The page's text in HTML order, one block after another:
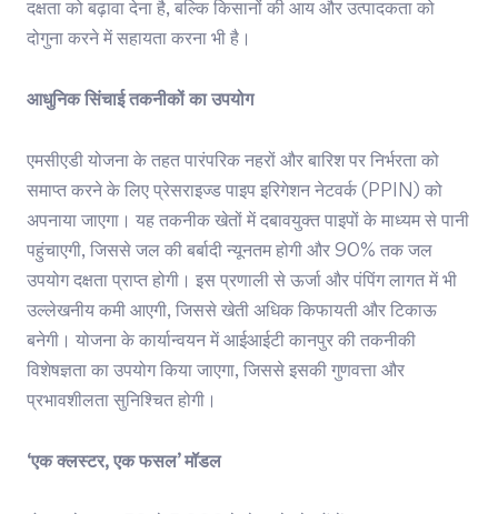
दक्षता को बढ़ावा देना है, बल्कि किसानों की आय और उत्पादकता को
दोगुना करने में सहायता करना भी है।
आधुनिक सिंचाई तकनीकों का उपयोग
एमसीएडी योजना के तहत पारंपरिक नहरों और बारिश पर निर्भरता को
समाप्त करने के लिए प्रेसराइज्ड पाइप इरिगेशन नेटवर्क (PPIN) को
अपनाया जाएगा। यह तकनीक खेतों में दबावयुक्त पाइपों के माध्यम से पानी
पहुंचाएगी, जिससे जल की बर्बादी न्यूनतम होगी और 90% तक जल
उपयोग दक्षता प्राप्त होगी। इस प्रणाली से ऊर्जा और पंपिंग लागत में भी
उल्लेखनीय कमी आएगी, जिससे खेती अधिक किफायती और टिकाऊ
बनेगी। योजना के कार्यान्वयन में आईआईटी कानपुर की तकनीकी
विशेषज्ञता का उपयोग किया जाएगा, जिससे इसकी गुणवत्ता और
प्रभावशीलता सुनिश्चित होगी।
‘एक क्लस्टर, एक फसल’ मॉडल